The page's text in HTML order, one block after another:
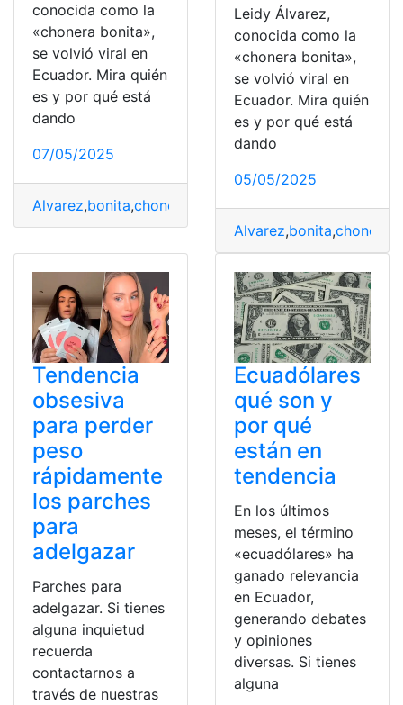
conocida como la
«chonera bonita»,
se volvió viral en
Ecuador. Mira quién
es y por qué está
dando
07/05/2025
Alvarez,bonita,chonera Leidy,Tendencia
Leidy Álvarez,
conocida como la
«chonera bonita»,
se volvió viral en
Ecuador. Mira quién
es y por qué está
dando
05/05/2025
Alvarez,bonita,chonera
Tendencia
obsesiva
para perder
peso
rápidamente
los parches
para
adelgazar
Parches para
adelgazar. Si tienes
alguna inquietud
recuerda
contactarnos a
través de nuestras
Ecuadólares
qué son y
por qué
están en
tendencia
En los últimos
meses, el término
«ecuadólares» ha
ganado relevancia
en Ecuador,
generando debates
y opiniones
diversas. Si tienes
alguna